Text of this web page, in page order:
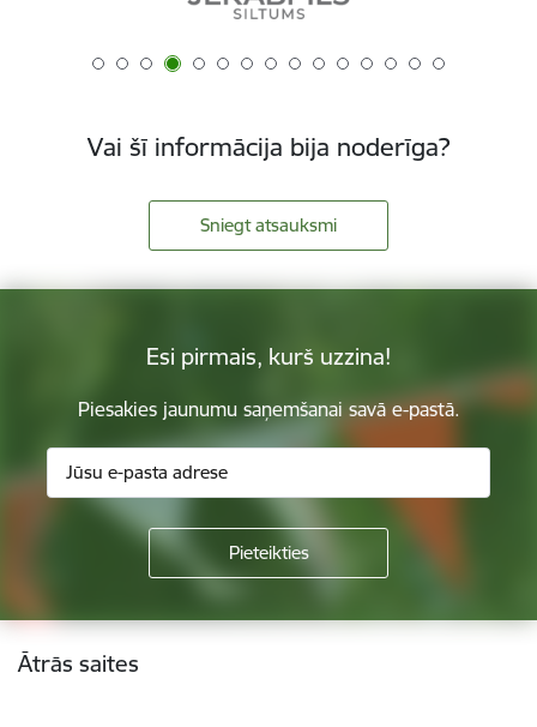
Vai šī informācija bija noderīga?
Sniegt atsauksmi
Esi pirmais, kurš uzzina!
Piesakies jaunumu saņemšanai savā e-pastā.
Kājene
Ātrās saites